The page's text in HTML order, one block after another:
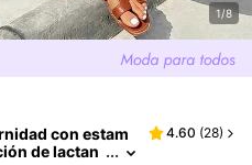
1/8
con estam
de lactan
4.60 (28)